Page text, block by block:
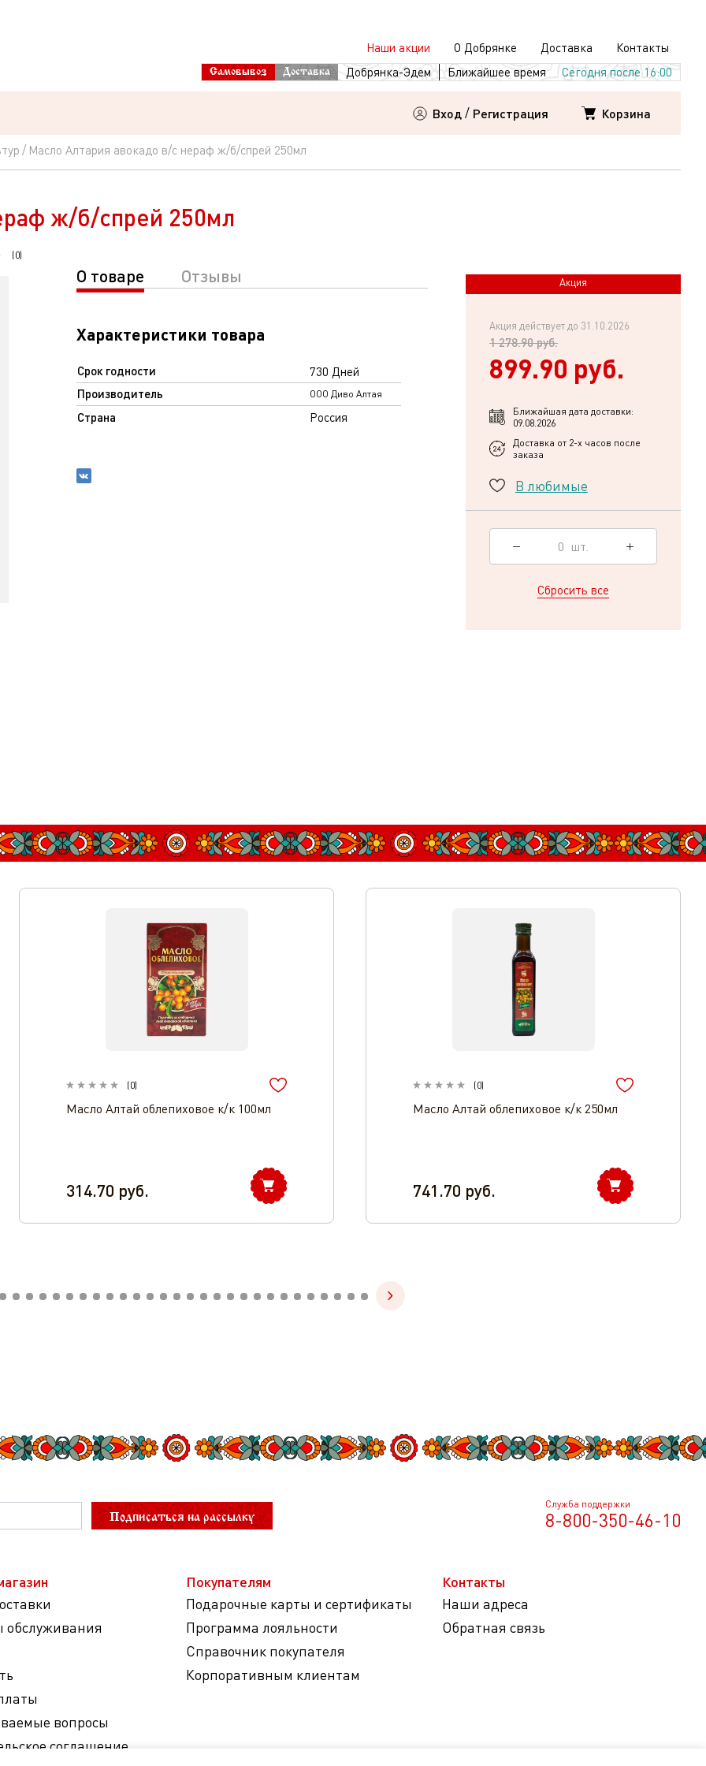
Наши акции О Добрянке Доставка Контакты
Самовывоз Доставка Добрянка-Эдем Ближайшее время Сегодня после 16:00
Вход / Регистрация Корзина
Масло Алтария авокадо в/с нераф ж/б/спрей 250мл
ж/б/спрей 250мл
(0)
О товаре Отзывы
Характеристики товара
Срок годности 730 Дней
Производитель ООО Диво Алтая
Страна Россия
Акция
Акция действует до 31.10.2026
1 278.90 руб.
899.90 руб.
Ближайшая дата доставки:
09.08.2026
Доставка от 2-х часов после
заказа
В любимые
0 шт.
Сбросить все
(0)
Масло Алтай облепиховое к/к 100мл
314.70 руб.
(0)
Масло Алтай облепиховое к/к 250мл
741.70 руб.
Подписаться на рассылку
Служба поддержки
8-800-350-46-10
обслуживания
вопросы
соглашение
Покупателям
Подарочные карты и сертификаты
Программа лояльности
Справочник покупателя
Корпоративным клиентам
Контакты
Наши адреса
Обратная связь